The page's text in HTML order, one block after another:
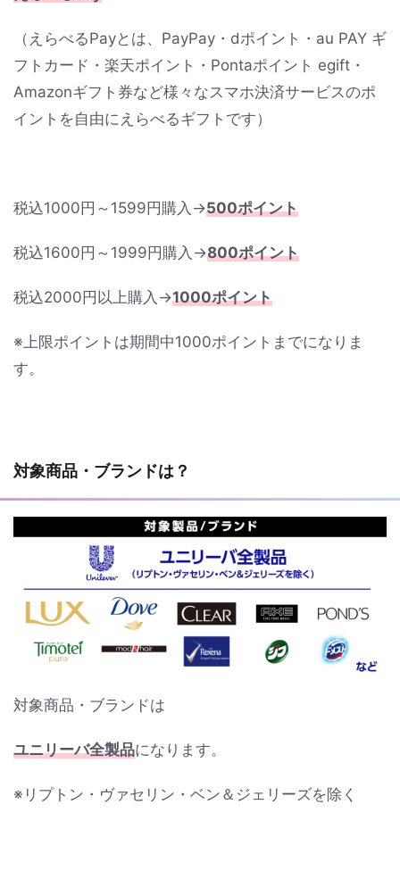
（えらべるPayとは、PayPay・dポイント・au PAY ギ
フトカード・楽天ポイント・Pontaポイント egift・
Amazonギフト券など様々なスマホ決済サービスのポ
イントを自由にえらべるギフトです）
税込1000円～1599円購入→500ポイント
税込1600円～1999円購入→800ポイント
税込2000円以上購入→1000ポイント
※上限ポイントは期間中1000ポイントまでになりま
す。
対象商品・ブランドは？
対象商品・ブランドは
ユニリーバ全製品になります。
※リプトン・ヴァセリン・ベン＆ジェリーズを除く